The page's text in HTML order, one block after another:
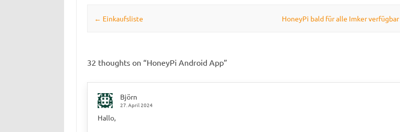
Post navigation
← Einkaufsliste HoneyPi bald für alle Imker verfügbar
32 thoughts on “HoneyPi Android App”
Björn
27. April 2024
Hallo,